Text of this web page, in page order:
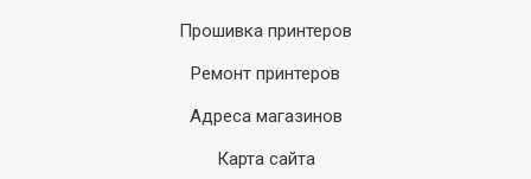
Прошивка принтеров
Ремонт принтеров
Адреса магазинов
Карта сайта